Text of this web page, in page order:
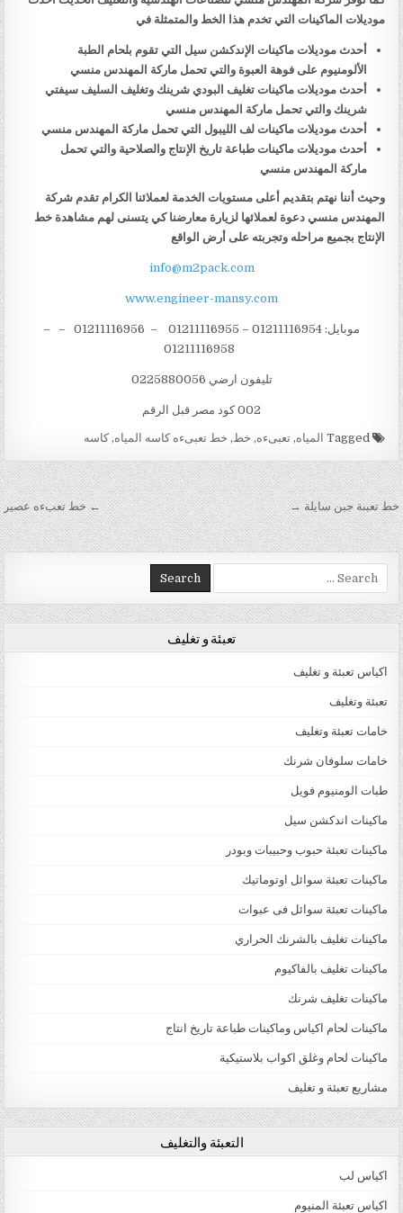
موديلات الماكينات التي تخدم هذا الخط والمتمثلة في
أحدث موديلات ماكينات الإندكشن سيل التي تقوم بلحام الطبة
الألومنيوم على فوهة العبوة والتي تحمل ماركة المهندس منسي
أحدث موديلات ماكينات تغليف البودي شرينك وتغليف السليف سيفتي
شرينك والتي تحمل ماركة المهندس منسي
أحدث موديلات ماكينات لف الليبول التي تحمل ماركة المهندس منسي
أحدث موديلات ماكينات طباعة تاريخ الإنتاج والصلاحية والتي تحمل
ماركة المهندس منسي
وحيث أننا نهتم بتقديم أعلى مستويات الخدمة لعملائنا الكرام تقدم شركة
المهندس منسي دعوة لعملائها لزيارة معارضنا كي يتسنى لهم مشاهدة خط
الإنتاج بجميع مراحله وتجربته على أرض الواقع
info@m2pack.com
www.engineer-mansy.com
موبايل: 01211116954 – 01211116955 – 01211116956 – –
تليفون ارضي 0225880056
002 كود مصر قبل الرقم
Tagged المياه,تعبىءه, خط, خط تعبىءه كاسه المياه,كاسه
تصفّح المقالات ← خط تعبءه عصير خط تعبىة جبن سايلة →
Search for:
تعبئة و تغليف
اكياس تعبئة و تغليف
تعبئة وتغليف
خامات تعبئة وتغليف
خامات سلوفان شرنك
طبات الومنيوم فويل
ماكينات اندكشن سيل
ماكينات تعبئة حبوب وحبيبات وبودر
ماكينات تعبئة سوائل اوتوماتيك
ماكينات تعبئة سوائل فى عبوات
ماكينات تغليف بالشرنك الحراري
ماكينات تغليف بالفاكيوم
ماكينات تغليف شرنك
ماكينات لحام اكياس وماكينات طباعة تاريخ انتاج
ماكينات لحام وغلق اكواب بلاستيكية
مشاريع تعبئة و تغليف
التعبئة والتغليف
اكياس لب
اكياس تعبئة المنيوم